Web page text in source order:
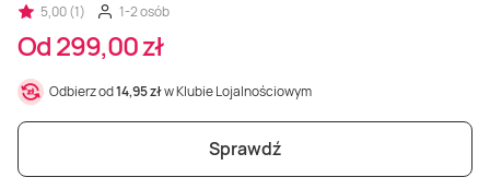
5,00 (1)
1-2 osób
Od 299,00 zł
Odbierz od14,95 złw Klubie Lojalnościowym
Sprawdź